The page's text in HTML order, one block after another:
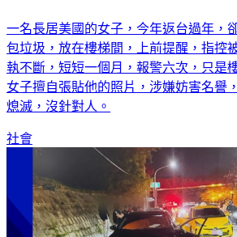
一名長居美國的女子，今年返台過年，
包垃圾，放在樓梯間，上前提醒，指控
執不斷，短短一個月，報警六次，只是
女子擅自張貼他的照片，涉嫌妨害名譽
熄滅，沒針對人。
社會